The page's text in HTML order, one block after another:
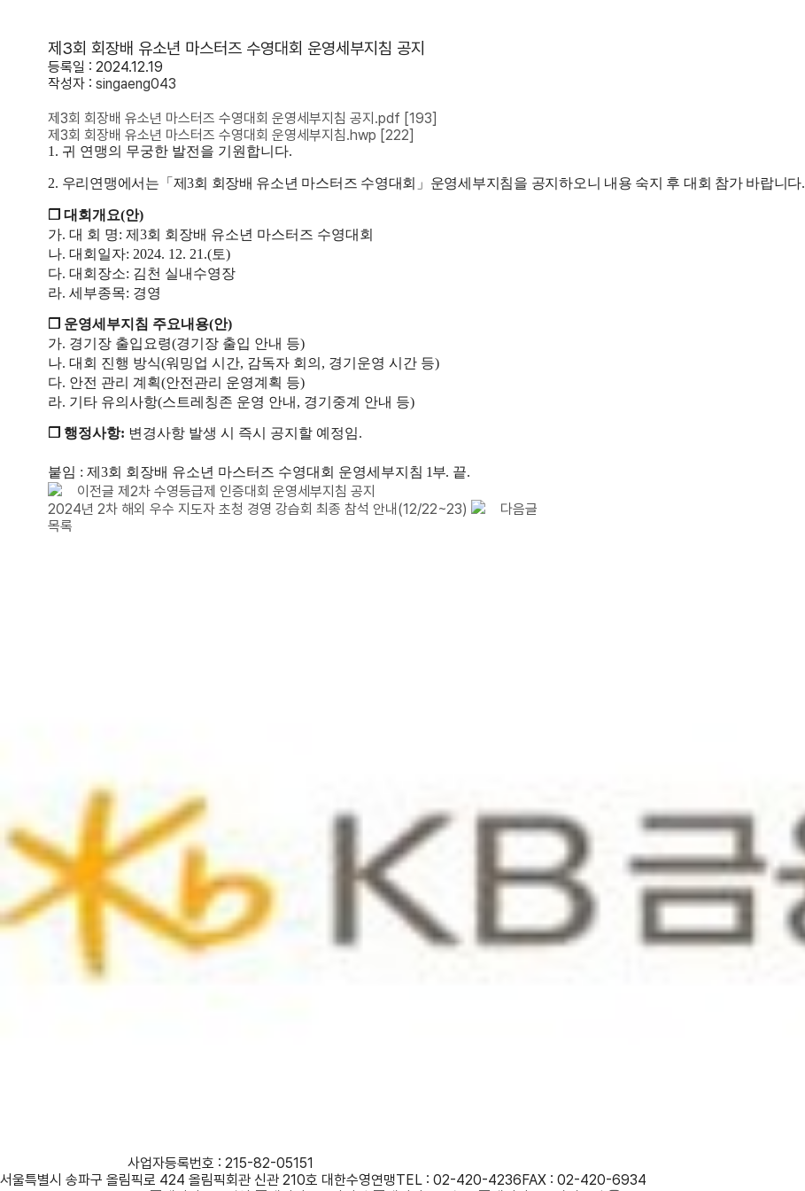
제3회 회장배 유소년 마스터즈 수영대회 운영세부지침 공지
등록일 : 2024.12.19
작성자 : singaeng043
제3회 회장배 유소년 마스터즈 수영대회 운영세부지침 공지.pdf [193]
제3회 회장배 유소년 마스터즈 수영대회 운영세부지침.hwp [222]
1. 귀 연맹의 무궁한 발전을 기원합니다.
2. 우리연맹에서는 「 제3회 회장배 유소년 마스터즈 수영대회 」 운영세부지침을 공지하오니 내용 숙지 후 대회 참가 바랍니다.
❒ 대회개요(안)
가. 대 회 명: 제 3회 회장배 유소년 마스터즈 수영대회
나. 대회일자: 2024. 12. 21.(토)
다. 대회장소: 김천 실내수영장
라. 세부종목: 경영
❒ 운영세부지침 주요내용(안)
가. 경기장 출입요령(경기장 출입 안내 등)
나. 대회 진행 방식(워밍업 시간, 감독자 회의 , 경기운영 시간 등)
다. 안전 관리 계획(안전관리 운영계획 등)
라. 기타 유의사항(스트레칭존 운영 안내 , 경기중계 안내 등)
❒ 행정사항: 변경사항 발생 시 즉시 공지할 예정임.
붙임 : 제 3회 회장배 유소년 마스터즈 수영대회 운영세부지침 1부. 끝.
이전글 제2차 수영등급제 인증대회 운영세부지침 공지
2024년 2차 해외 우수 지도자 초청 경영 강습회 최종 참석 안내(12/22~23)
다음글
목록
사업자등록번호 : 215-82-05151
서울특별시 송파구 올림픽로 424 올림픽회관 신관 210호 대한수영연맹TEL : 02-420-4236 FAX : 02-420-6934